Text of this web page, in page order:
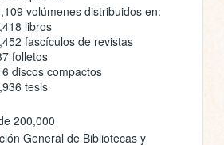
volúmenes distribuidos en:
libros
fascículos de revistas
folletos
discos compactos
tesis
200,000
General de Bibliotecas y